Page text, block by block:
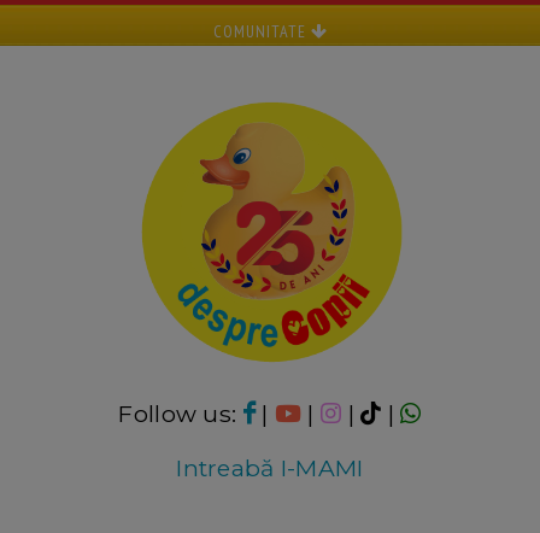
COMUNITATE
Follow us: | | |
|
Intreabă I-MAMI